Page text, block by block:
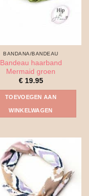
BANDANA/BANDEAU
Bandeau haarband
Mermaid groen
€19.95
TOEVOEGEN AAN
WINKELWAGEN